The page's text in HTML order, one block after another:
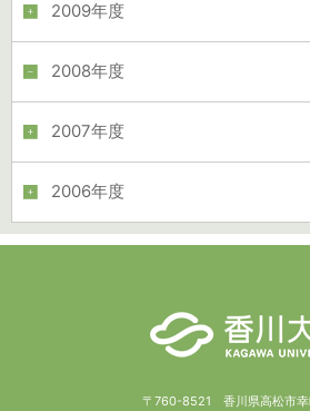
2009年度
2008年度
2007年度
2006年度
〒760-8521 香川県高松市幸